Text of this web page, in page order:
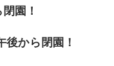
園！
から閉園！